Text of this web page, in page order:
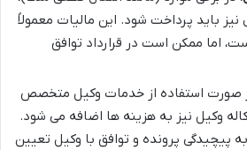
نیز باید پرداخت شود. این مالیات معمولاً
اما ممکن است در قرارداد توافق
صورت استفاده از خدمات وکیل متخصص
وکیل نیز به هزینه ها اضافه می شود.
پیچیدگی پرونده و توافق با وکیل تعیین